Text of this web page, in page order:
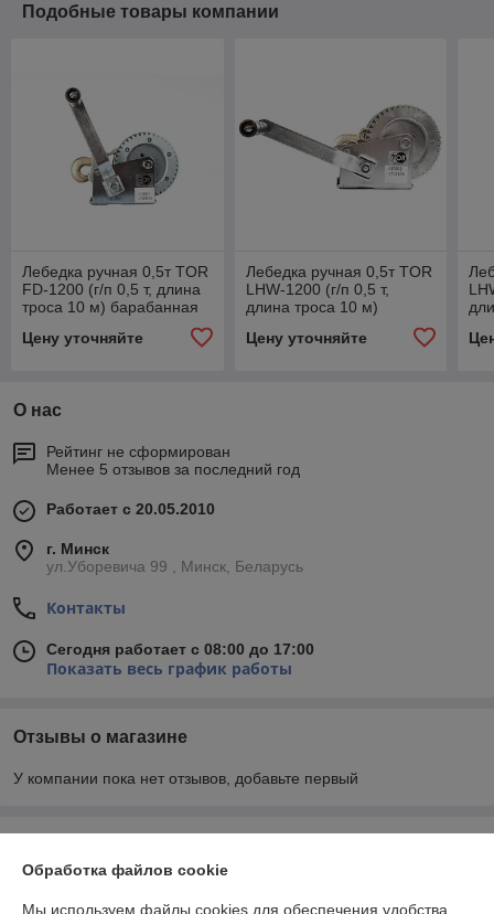
Подобные товары компании
Лебедка ручная 0,5т TOR
FD-1200 (г/п 0,5 т, длина
троса 10 м) барабанная
Цену уточняйте
Лебедка ручная 0,5т TOR
LHW-1200 (г/п 0,5 т,
длина троса 10 м)
Цену уточняйте
О нас
Рейтинг не сформирован
Менее 5 отзывов за последний год
Работает с 20.05.2010
г. Минск
ул.Уборевича 99 , Минск, Беларусь
Контакты
Сегодня работает с 08:00 до 17:00
Показать весь график работы
Отзывы о магазине
У компании пока нет отзывов, добавьте первый
Обработка файлов cookie
Мы используем файлы cookies для обеспечения удобства